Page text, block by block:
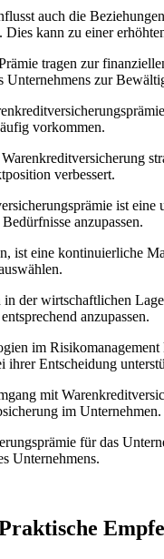
auch ​die
kann zu einer
tragen zur
Unternehmens zur
vorkommen.
verbessert.
⁣ist
anzupassen.
ist eine kontinuierliche
in der wirtschaftlichen
anzupassen.
im
ihrer Entscheidung
mit
im Unternehmen.
⁤für das
⁣Unternehmens.